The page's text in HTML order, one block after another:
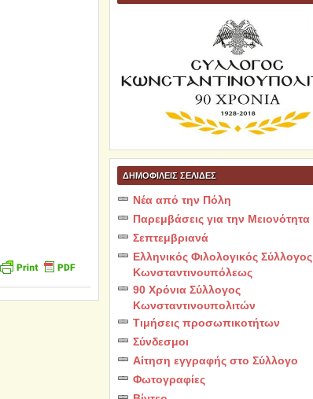
ΔΗΜΟΦΙΛΕΙΣ ΣΕΛΙΔΕΣ
Νέα από την Πόλη
Παρεμβάσεις για την Μειονότητα
Σεπτεμβριανά
Ελληνικός Φιλολογικός Σύλλογος
Κωνσταντινουπόλεως
90 Χρόνια Σύλλογος
Κωνσταντινουπολιτών
Τιμήσεις προσωπικοτήτων
Σύνδεσμοι
Αίτηση εγγραφής στο Σύλλογο
Φωτογραφίες